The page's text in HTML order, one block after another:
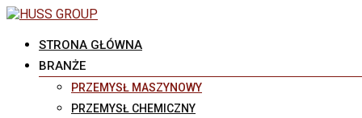
STRONA GŁÓWNA
BRANŻE
PRZEMYSŁ MASZYNOWY
PRZEMYSŁ CHEMICZNY